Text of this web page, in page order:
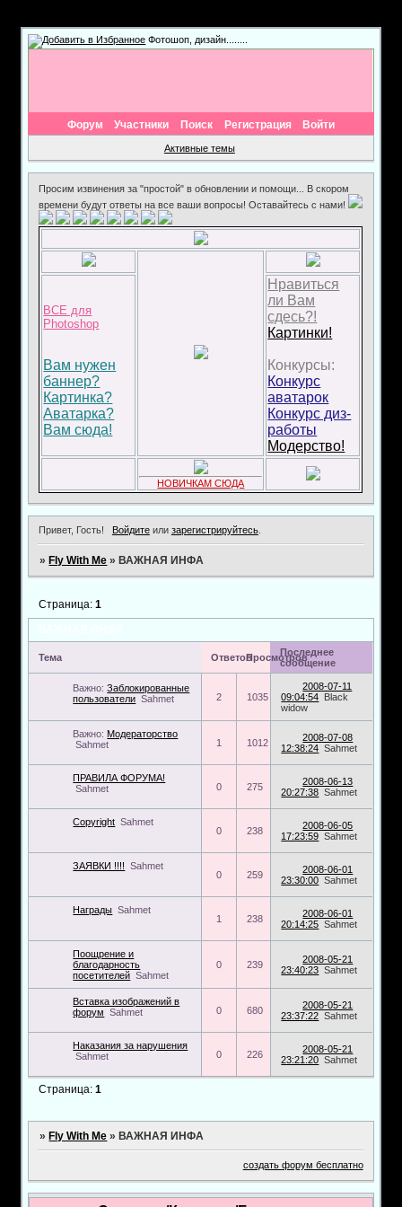
Фотошоп, дизайн........
Форум Участники Поиск Регистрация Войти
Активные темы
Просим извинения за "простой" в обновлении и помощи... В скором
времени будут ответы на все ваши вопросы! Оставайтесь с нами!
ВСЕ для
Photoshop
Вам нужен
баннер?
Картинка?
Аватарка?
Вам сюда!
Нравиться
ли Вам
сдесь?!
Картинки!
Конкурсы:
Конкурс
аватарок
Конкурс диз-
работы
Модерство!
НОВИЧКАМ СЮДА
Привет, Гость! Войдитеили зарегистрируйтесь.
» Fly With Me » ВАЖНАЯ ИНФА
Страница:1
Тема ОтветовПросмотровПоследнее
сообщение
Важно: Заблокированные
пользователи Sahmet 2 1035
2008-07-11
09:04:54 Black
widow
Важно: Модераторство
Sahmet
1 1012
2008-07-08
12:38:24 Sahmet
ПРАВИЛА ФОРУМА!
Sahmet
0 275
2008-06-13
20:27:38 Sahmet
Copyright Sahmet
0
238
2008-06-05
17:23:59 Sahmet
ЗАЯВКИ !!!!
Sahmet
0
259
2008-06-01
23:30:00 Sahmet
Награды Sahmet
1
238
2008-06-01
20:14:25 Sahmet
Поощрение и
благодарность
посетителей Sahmet
0 239
2008-05-21
23:40:23 Sahmet
Вставка изображений в
форум
Sahmet 0 680
2008-05-21
23:37:22 Sahmet
Наказания за нарушения
Sahmet
0 226
2008-05-21
23:21:20 Sahmet
Страница:1
» Fly With Me » ВАЖНАЯ ИНФА
создать форум бесплатно